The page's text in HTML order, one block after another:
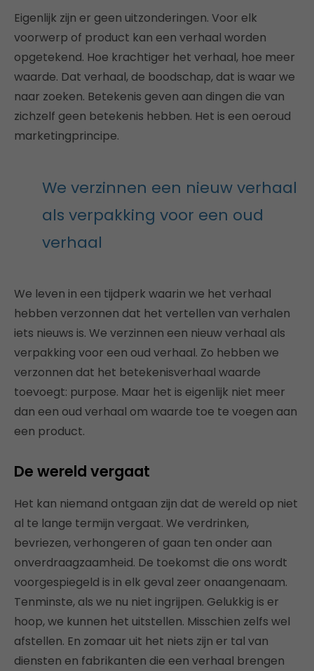
Eigenlijk zijn er geen uitzonderingen. Voor elk
voorwerp of product kan een verhaal worden
opgetekend. Hoe krachtiger het verhaal, hoe meer
waarde. Dat verhaal, de boodschap, dat is waar we
naar zoeken. Betekenis geven aan dingen die van
zichzelf geen betekenis hebben. Het is een oeroud
marketingprincipe.
We verzinnen een nieuw verhaal
als verpakking voor een oud
verhaal
We leven in een tijdperk waarin we het verhaal
hebben verzonnen dat het vertellen van verhalen
iets nieuws is. We verzinnen een nieuw verhaal als
verpakking voor een oud verhaal. Zo hebben we
verzonnen dat het betekenisverhaal waarde
toevoegt: purpose. Maar het is eigenlijk niet meer
dan een oud verhaal om waarde toe te voegen aan
een product.
De wereld vergaat
Het kan niemand ontgaan zijn dat de wereld op niet
al te lange termijn vergaat. We verdrinken,
bevriezen, verhongeren of gaan ten onder aan
onverdraagzaamheid. De toekomst die ons wordt
voorgespiegeld is in elk geval zeer onaangenaam.
Tenminste, als we nu niet ingrijpen. Gelukkig is er
hoop, we kunnen het uitstellen. Misschien zelfs wel
afstellen. En zomaar uit het niets zijn er tal van
diensten en fabrikanten die een verhaal brengen